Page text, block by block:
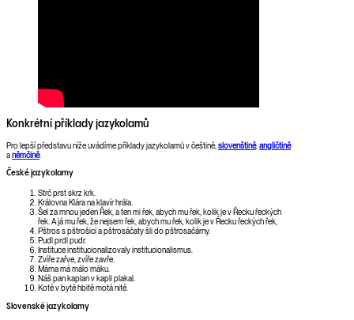
Konkrétní příklady jazykolamů
Pro lepší představu níže uvádíme příklady jazykolamů v češtině, slovenštině, angličtině
aněmčině.
České jazykolamy
Strč prst skrz krk.
Královna Klára na klavír hrála.
Šel za mnou jeden Řek, a ten mi řek, abych mu řek, kolik je v Řecku řeckých
řek. A já mu řek, že nejsem řek, abych mu řek, kolik je v Řecku řeckých řek,
Pštros s pštrošicí a pštrosáčaty šli do pštrosačárny.
Pudl prdl pudr.
Instituce institucionalizovaly institucionalismus.
Zvíře zařve, zvíře zavře.
Máma má málo máku.
Náš pan kaplan v kapli plakal.
Kotě v bytě hbitě motá nitě.
Slovenské jazykolamy